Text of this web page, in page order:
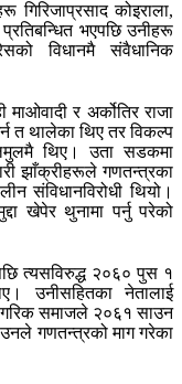
गिरिजाप्रसाद कोइराला,
भएपछि उनीहरू
विधानमै संवैधानिक
र अर्कोतिर राजा
त थालेका थिए तर विकल्प
थिए। उता सडकमा
झाँक्रीहरूले गणतन्त्रका
संविधानविरोधी थियो।
खेपेर थुनामा पर्नु परेको
त्यसविरुद्ध २०६० पुस १
उनीसहितका नेतालाई
समाजले २०६१ साउन
उनले गणतन्त्रको माग गरेका